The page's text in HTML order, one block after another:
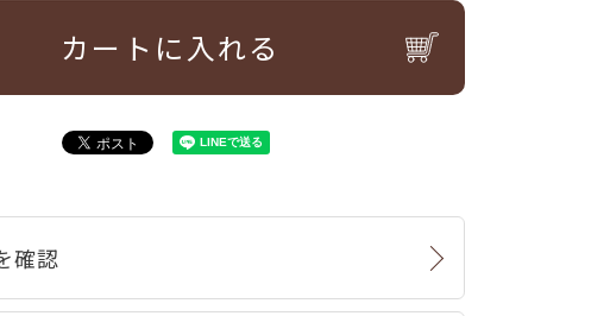
カートに入れる